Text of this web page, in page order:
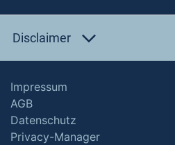
Disclaimer
Impressum
AGB
Datenschutz
Privacy-Manager